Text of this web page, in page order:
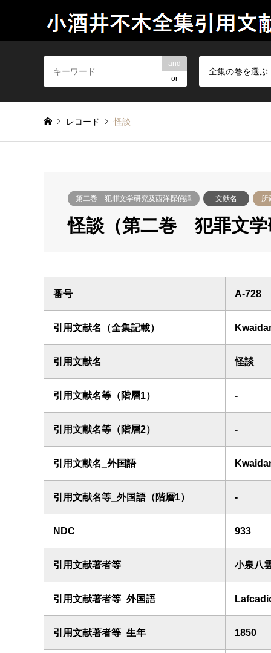
and
or
全集の巻を選ぶ
レコード 怪談
第二巻 犯罪文学研究及西洋探偵譚 文献名 所
怪談（第二巻 犯罪文学
番号 A-728
引用文献名（全集記載）
引用文献名 怪談
引用文献名等（階層1） -
引用文献名等（階層2） -
引用文献名_外国語
引用文献名等_外国語（階層1） -
NDC 933
引用文献著者等 小泉八
引用文献著者等_外国語
引用文献著者等_生年 1850